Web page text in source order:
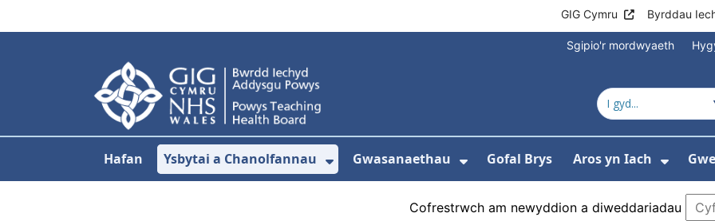
GIG Cymru Byrddau
Sgipio'r mordwyaeth
Hafan Ysbytai a Chanolfannau
Dangos isddewislen ar gyfer Ysbytai a
Gwasanaethau Gofal Brys Aros yn Iach
Cofrestrwch am newyddion a diweddariadau